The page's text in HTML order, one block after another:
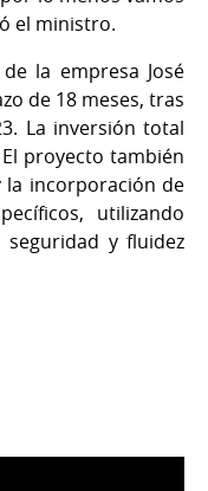
el ministro.
la empresa José
de 18 meses, tras
La inversión total
proyecto también
la incorporación de
utilizando
y fluidez